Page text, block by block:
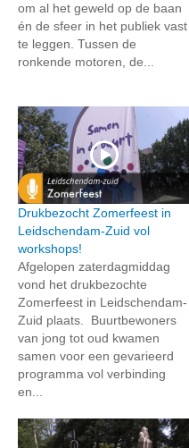
om al het geweld op de baan
én de sfeer in het publiek vast
te leggen. Tussen de
ronkende motoren, de...
Drukbezocht Zomerfeest in
Leidschendam-Zuid vol
workshops!
Afgelopen zaterdagmiddag
vond het drukbezochte
Zomerfeest in Leidschendam-
Zuid plaats. Buurtbewoners
van jong tot oud kwamen
samen voor een gevarieerd
programma vol verbinding
en...